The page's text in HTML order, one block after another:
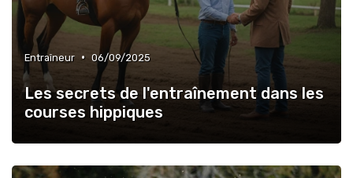
Entraîneur • 06/09/2025
Les secrets de l'entraînement dans les
courses hippiques